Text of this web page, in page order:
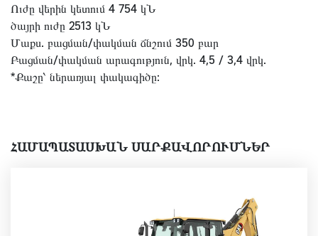
Ուժը վերին կետում 4 754 կՆ
ծայրի ուժը 2513 կՆ
Մաքս. բացման/փակման ճնշում 350 բար
Բացման/փակման արագություն, վրկ. 4,5 / 3,4 վրկ.
*Քաշը՝ ներառյալ փակագիծը:
ՀԱՄԱՊԱՏԱՍԽԱՆ ՍԱՐՔԱՎՈՐՈՒՄՆԵՐ